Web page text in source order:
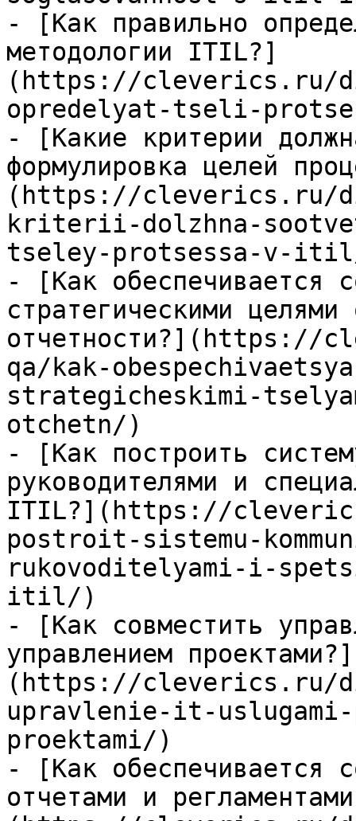
- [Как правильно
методологии ITIL?]
(https://cleverics.ru/
opredelyat-tseli-
- [Какие критерии
формулировка целей
(https://cleverics.ru/
kriterii-dolzhna-
tseley-protsessa-v-
- [Как обеспечивается
стратегическими
qa/kak-
strategicheskimi-
otchetn/)
- [Как построить
руководителями и
ITIL?](https://
postroit-sistemu-
rukovoditelyami-i-
itil/)
- [Как совместить
управлением проектами?]
(https://cleverics.ru/
upravlenie-it-
proektami/)
- [Как обеспечивается
отчетами и